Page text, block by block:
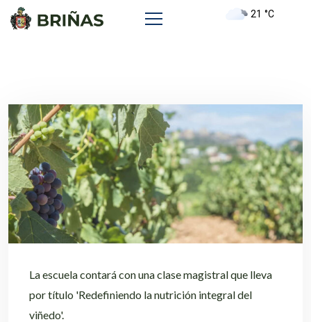
21 °C
La escuela contará con una clase magistral que lleva
por título 'Redefiniendo la nutrición integral del
viñedo'.